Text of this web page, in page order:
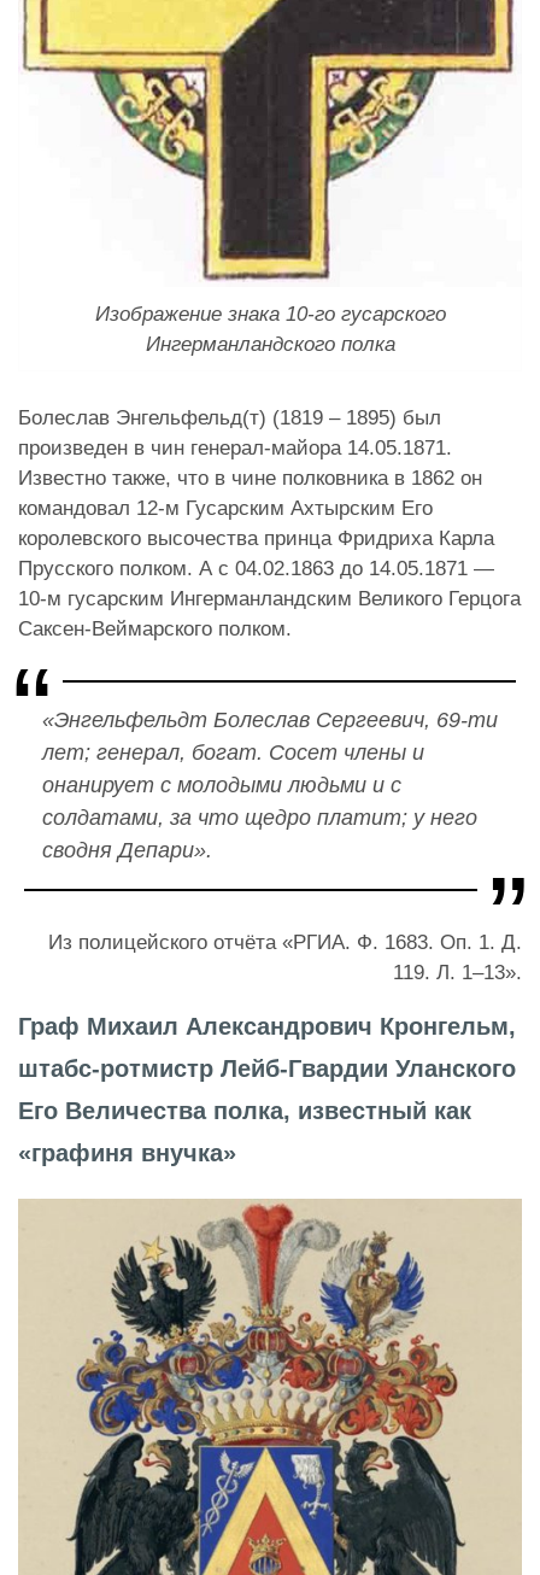
Изображение знака 10-го гусарского
Ингерманландского полка
Болеслав Энгельфельд(т) (1819 – 1895) был
произведен в чин генерал-майора 14.05.1871.
Известно также, что в чине полковника в 1862 он
командовал 12-м Гусарским Ахтырским Его
королевского высочества принца Фридриха Карла
Прусского полком. А с 04.02.1863 до 14.05.1871 —
10-м гусарским Ингерманландским Великого Герцога
Саксен-Веймарского полком.
«Энгельфельдт Болеслав Сергеевич, 69-ти
лет; генерал, богат. Сосет члены и
онанирует с молодыми людьми и с
солдатами, за что щедро платит; у него
сводня Депари».
Из полицейского отчёта «РГИА. Ф. 1683. Оп. 1. Д.
119. Л. 1–13».
Граф Михаил Александрович Кронгельм,
штабс-ротмистр Лейб-Гвардии Уланского
Его Величества полка, известный как
«графиня внучка»